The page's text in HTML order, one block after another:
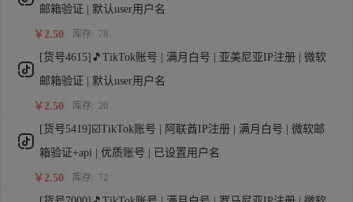
邮箱验证 | 默认user用户名
￥2.50 库存: 78
[货号4615]🎵TikTok账号 | 满月白号 | 亚美尼亚IP注册 | 微软
邮箱验证 | 默认user用户名
￥2.50 库存: 20
[货号5419]☑️TikTok账号 | 阿联酋IP注册 | 满月白号 | 微软邮
箱验证+api | 优质账号 | 已设置用户名
￥2.50 库存: 72